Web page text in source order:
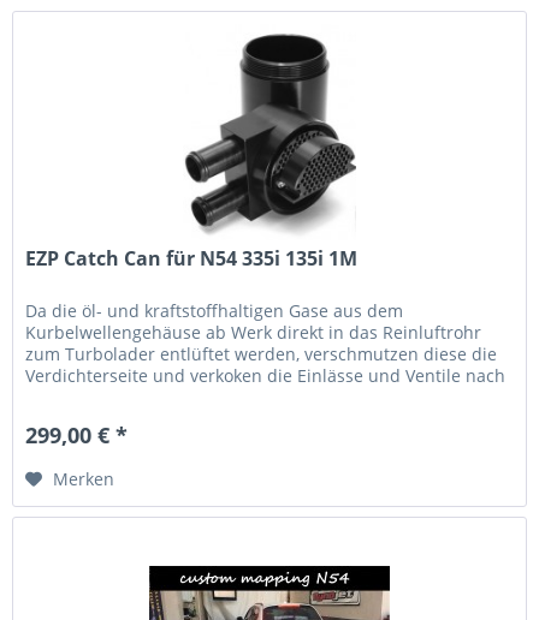
EZP Catch Can für N54 335i 135i 1M
Da die öl- und kraftstoffhaltigen Gase aus dem
Kurbelwellengehäuse ab Werk direkt in das Reinluftrohr
zum Turbolader entlüftet werden, verschmutzen diese die
Verdichterseite und verkoken die Einlässe und Ventile nach
299,00 € *
Merken